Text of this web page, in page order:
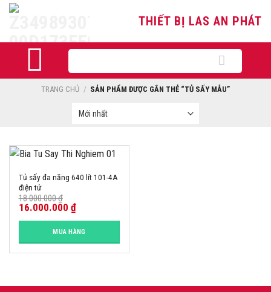
Skip
THIẾT BỊ LAS AN PHÁT
kiếm:
TRANG CHỦ / SẢN PHẨM ĐƯỢC GẮN THẺ “TỦ SẤY MẪU”
Tủ sấy đa năng 640 lít 101-4A
điện tử
18.000.000₫
16.000.000 ₫
MUA HÀNG